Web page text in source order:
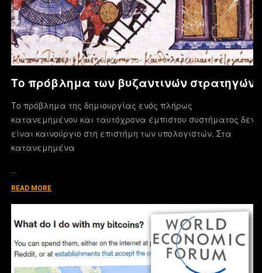
Το πρόβλημα των βυζαντινών στρατηγών
Το πρόβλημα της δημιουργίας ενός πλήρως
κατανεμημένου και ταυτόχρονα έμπιστου συστήματος δεν
είναι καινούργιο στη επιστήμη των υπολογιστών. Στα
κατανεμημένα
READ MORE